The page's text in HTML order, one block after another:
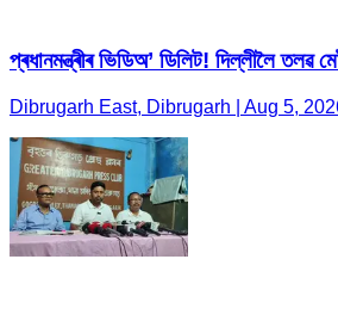
প্ৰধানমন্ত্ৰীৰ ভিডিঅ’ ডিলিট! দিল্লীলৈ তলৱ
Dibrugarh East, Dibrugarh | Aug 5,